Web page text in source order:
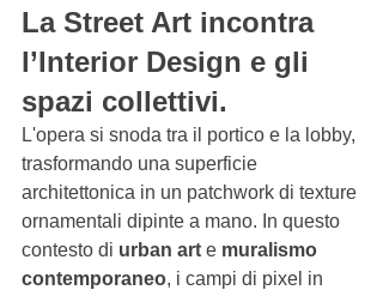
La Street Art incontra
l’Interior Design e gli
spazi collettivi.
L'opera si snoda tra il portico e la lobby,
trasformando una superficie
architettonica in un patchwork di texture
ornamentali dipinte a mano. In questo
contesto di urban art e muralismo
contemporaneo, i campi di pixel in